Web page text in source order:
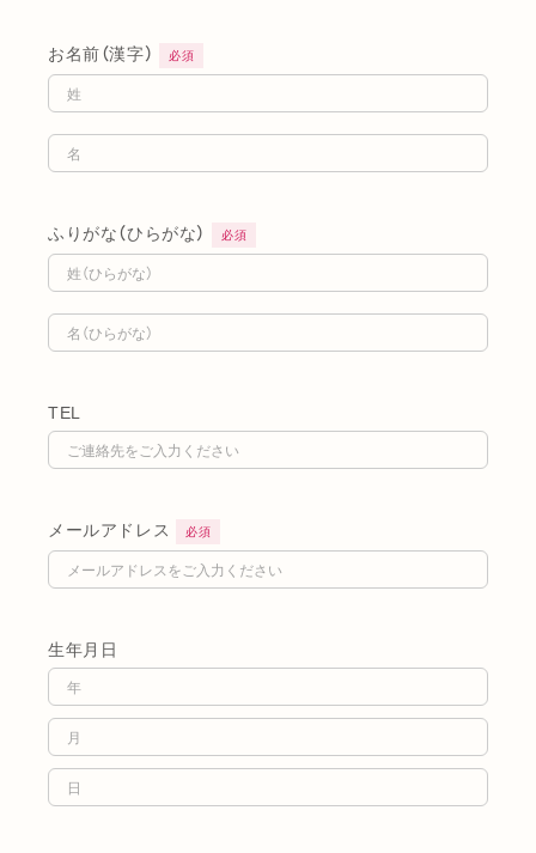
お名前（漢字） 必須
ふりがな（ひらがな） 必須
TEL
メールアドレス 必須
生年月日